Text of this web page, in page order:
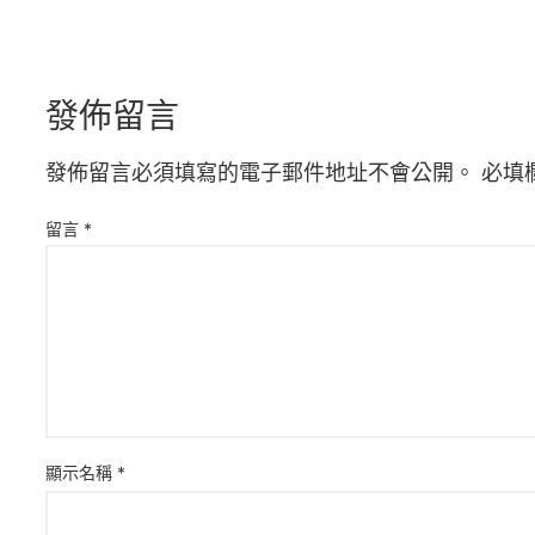
發佈留言
發佈留言必須填寫的電子郵件地址不會公開。 必填
留言 *
顯示名稱 *